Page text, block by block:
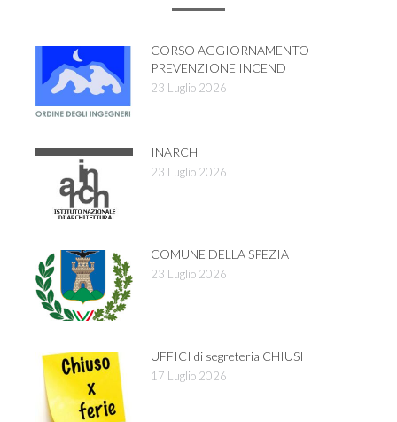
CORSO AGGIORNAMENTO
PREVENZIONE INCEND
23 Luglio 2026
INARCH
23 Luglio 2026
COMUNE DELLA SPEZIA
23 Luglio 2026
UFFICI di segreteria CHIUSI
17 Luglio 2026